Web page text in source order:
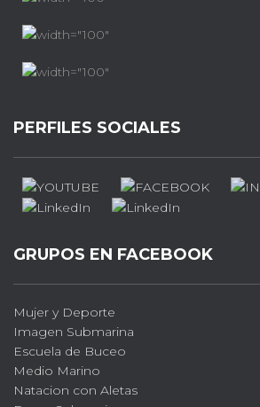
PERFILES SOCIALES
GRUPOS EN FACEBOOK
Mujer y Deporte
Imagen Submarina
Escuela de Buceo
Medio Marino
Natacion con Aletas